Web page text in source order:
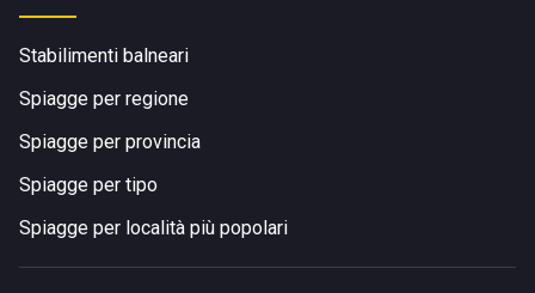
Stabilimenti balneari
Spiagge per regione
Spiagge per provincia
Spiagge per tipo
Spiagge per località più popolari